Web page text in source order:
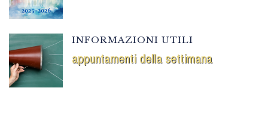
INFORMAZIONI UTILI
appuntamenti della settimana